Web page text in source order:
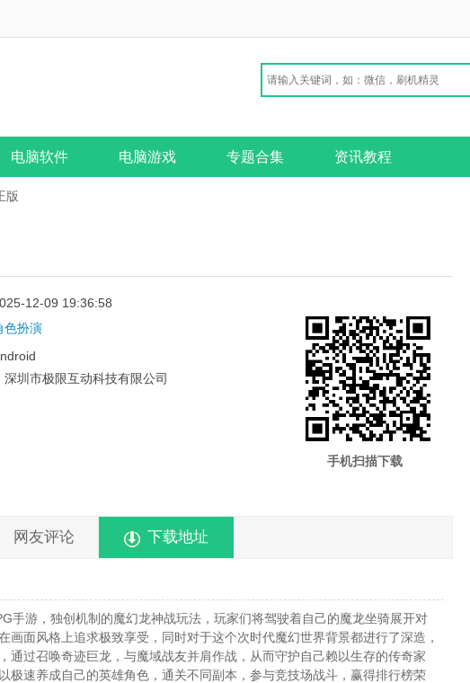
电脑软件 电脑游戏 专题合集 资讯教程
版
12-09 19:36:58
色扮演
深圳市极限互动科技有限公司
手机扫描下载
网友评论 下载地址
手游，独创机制的魔幻龙神战玩法，玩家们将驾驶着自己的魔龙坐骑展开对
面风格上追求极致享受，同时对于这个次时代魔幻世界背景都进行了深造，
过召唤奇迹巨龙，与魔域战友并肩作战，从而守护自己赖以生存的传奇家
极速养成自己的英雄角色，通关不同副本，参与竞技场战斗，赢得排行榜荣